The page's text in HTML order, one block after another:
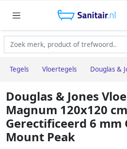
Tegels Vloertegels Douglas &
Douglas & Jones
Magnum 120x120
Gerectificeerd 6 mm
Mount Peak